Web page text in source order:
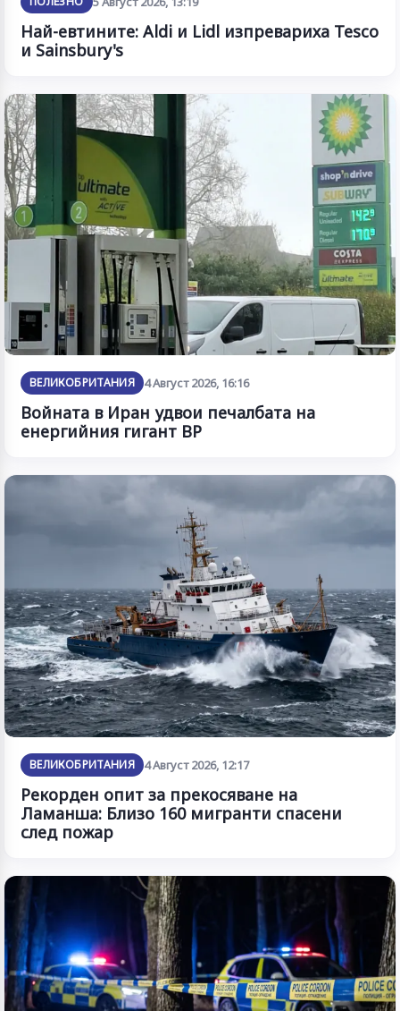
Най-евтините: Aldi и Lidl изпревариха Tesco
и Sainsbury's
ВЕЛИКОБРИТАНИЯ 4 Август 2026, 16:16
Войната в Иран удвои печалбата на
енергийния гигант BP
ВЕЛИКОБРИТАНИЯ 4 Август 2026, 12:17
Рекорден опит за прекосяване на
Ламанша: Близо 160 мигранти спасени
след пожар